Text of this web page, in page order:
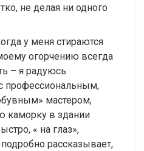
не делая ни одного
у меня стираются
огорчению всегда
– я радуюсь
профессиональным,
мастером,
каморку в здании
« на глаз»,
рассказывает,